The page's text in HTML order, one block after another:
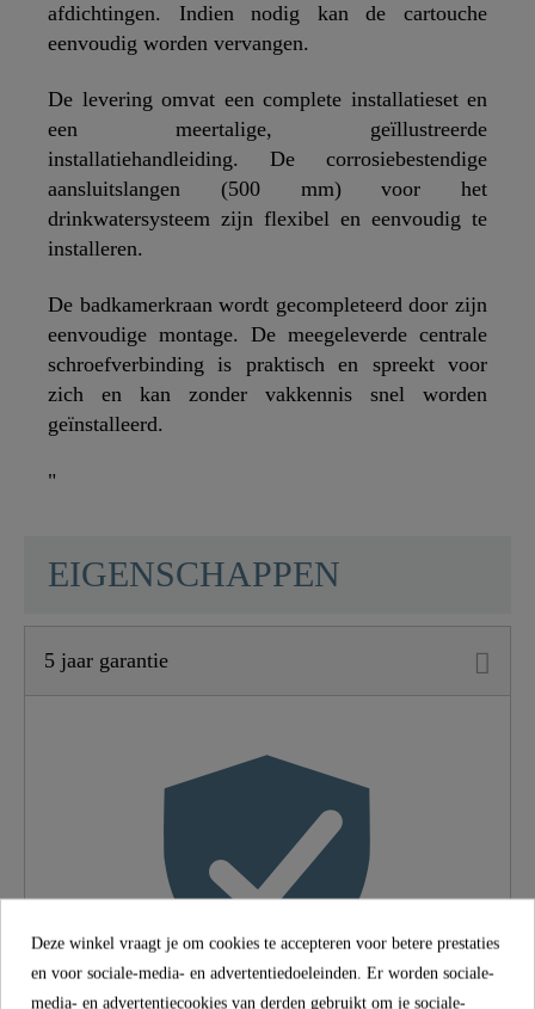
afdichtingen. Indien nodig kan de cartouche
eenvoudig worden vervangen.
De levering omvat een complete installatieset en
een meertalige, geïllustreerde
installatiehandleiding. De corrosiebestendige
aansluitslangen (500 mm) voor het
drinkwatersysteem zijn flexibel en eenvoudig te
installeren.
De badkamerkraan wordt gecompleteerd door zijn
eenvoudige montage. De meegeleverde centrale
schroefverbinding is praktisch en spreekt voor
zich en kan zonder vakkennis snel worden
geïnstalleerd.
"
Materiaal UBA Messing
Chroom
Hoge Druk
Gewicht 1,3 Kg
4,8 Cm
EIGENSCHAPPEN
5 jaar garantie
Deze winkel vraagt je om cookies te accepteren voor betere prestaties
en voor sociale-media- en advertentiedoeleinden. Er worden sociale-
media- en advertentiecookies van derden gebruikt om je sociale-